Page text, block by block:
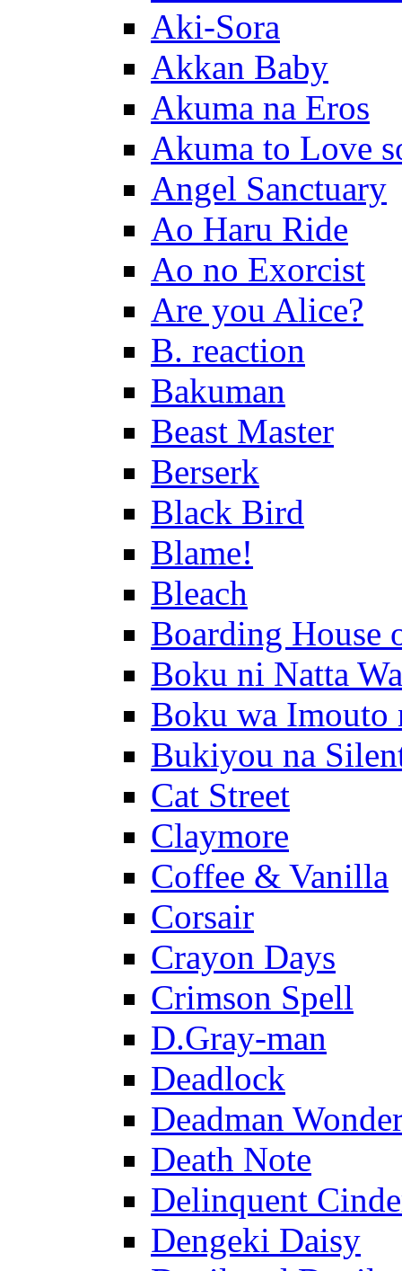
Aki-Sora
Akkan Baby
Akuma na Eros
Akuma to Love
Angel Sanctuary
Ao Haru Ride
Ao no Exorcist
Are you Alice?
B. reaction
Bakuman
Beast Master
Berserk
Black Bird
Blame!
Bleach
Boarding House
Boku ni Natta
Boku wa
Bukiyou na
Cat Street
Claymore
Coffee & Vanilla
Corsair
Crayon Days
Crimson Spell
D.Gray-man
Deadlock
Deadman
Death Note
Delinquent
Dengeki Daisy